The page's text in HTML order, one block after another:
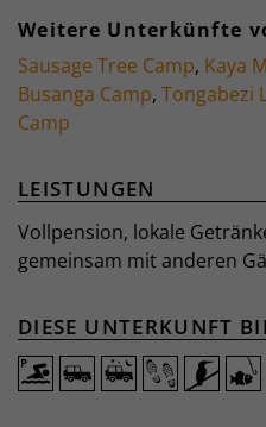
Weitere Unterkünfte
Sausage Tree Camp, Kaya
Busanga Camp, Tongabezi
Camp
LEISTUNGEN
Vollpension, lokale
gemeinsam mit anderen
DIESE UNTERKUNFT